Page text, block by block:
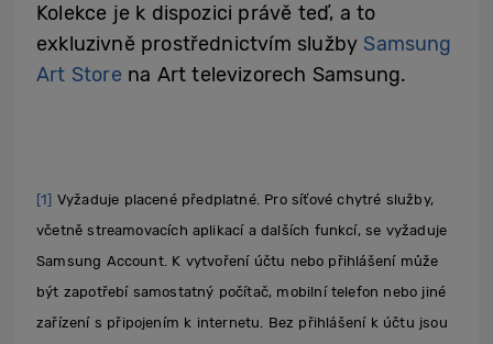
Kolekce je k dispozici právě teď, a to
exkluzivně prostřednictvím služby Samsung
Art Store na Art televizorech Samsung.
[1] Vyžaduje placené předplatné. Pro síťové chytré služby,
včetně streamovacích aplikací a dalších funkcí, se vyžaduje
Samsung Account. K vytvoření účtu nebo přihlášení může
být zapotřebí samostatný počítač, mobilní telefon nebo jiné
zařízení s připojením k internetu. Bez přihlášení k účtu jsou